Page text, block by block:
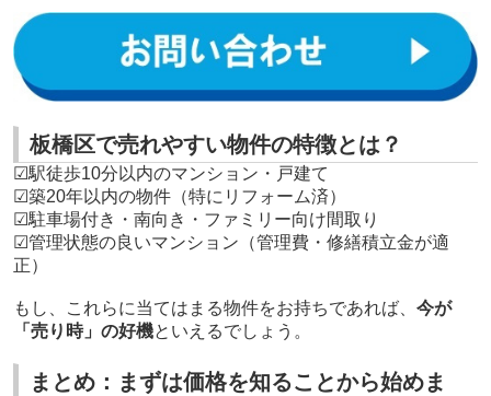
板橋区で売れやすい物件の特徴とは？
☑駅徒歩10分以内のマンション・戸建て
☑築20年以内の物件（特にリフォーム済）
☑駐車場付き・南向き・ファミリー向け間取り
☑管理状態の良いマンション（管理費・修繕積立金が適
正）
もし、これらに当てはまる物件をお持ちであれば、 今が
「売り時」の好機といえるでしょう。
まとめ：まずは価格を知ることから始めま